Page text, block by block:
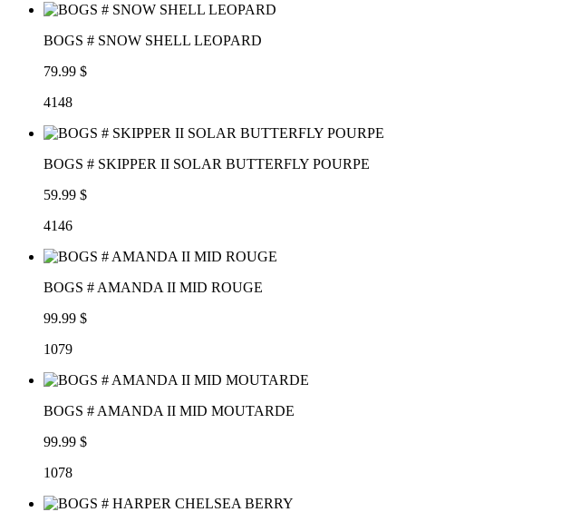
BOGS # SNOW SHELL LEOPARD
79.99 $
4148
BOGS # SKIPPER II SOLAR BUTTERFLY POURPE
59.99 $
4146
BOGS # AMANDA II MID ROUGE
99.99 $
1079
BOGS # AMANDA II MID MOUTARDE
99.99 $
1078